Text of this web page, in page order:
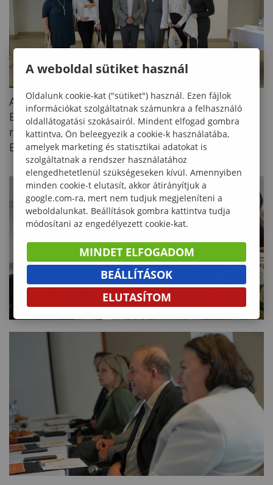
A rendezvényen köszöntőt mondott: dr. Pásztor
Enikő, a Soproni Egyetem oktatási
rektorhelyettese és dr. habil. Varga László, a
Benedek Elek Pedagógiai Kar dékánja.
A weboldal sütiket használ
Oldalunk cookie-kat ("sütiket") használ. Ezen fájlok
információkat szolgáltatnak számunkra a felhasználó
oldallátogatási szokásairól. Mindent elfogad gombra
kattintva, Ön beleegyezik a cookie-k használatába,
amelyek marketing és statisztikai adatokat is
szolgáltatnak a rendszer használatához
elengedhetetlenül szükségeseken kívül. Amennyiben
minden cookie-t elutasít, akkor átirányítjuk a
google.com-ra, mert nem tudjuk megjeleníteni a
weboldalunkat. Beállítások gombra kattintva tudja
módosítani az engedélyezett cookie-kat.
MINDET ELFOGADOM
BEÁLLÍTÁSOK
ELUTASÍTOM